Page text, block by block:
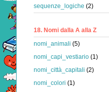
sequenze_logiche (2)
18. Nomi dalla A alla Z
nomi_animali (5)
nomi_capi_vestiario (1)
nomi_città_capitali (2)
nomi_colori (1)